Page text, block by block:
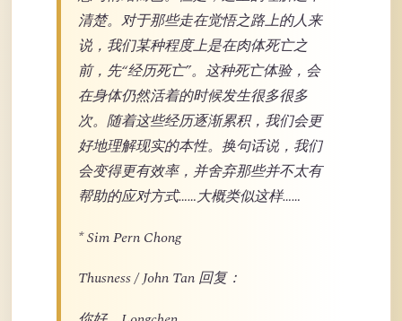
清楚。对于那些走在觉悟之路上的人来
说，我们某种程度上是在肉体死亡之
前，先“经历死亡”。这种死亡体验，会
在身体仍然活着的时候发生很多很多
次。随着这些经历逐渐累积，我们会更
好地理解现实的本性。换句话说，我们
会变得更有效率，并舍弃那些并不太有
帮助的应对方式……大概类似这样……
* Sim Pern Chong
Thusness / John Tan 回复：